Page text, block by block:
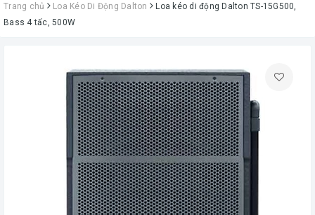
Trang chủ Loa Kéo Di Động Dalton
Loa kéo di động Dalton TS-15G500,
Bass 4 tấc, 500W